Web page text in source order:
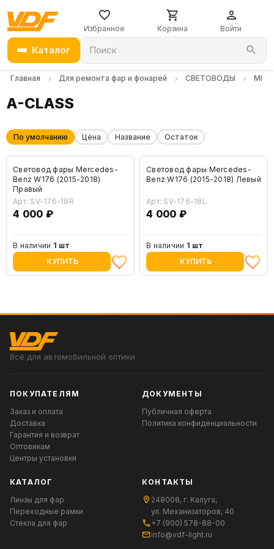
Избранное Корзина Войти
Каталог Поиск
Главная Для ремонта фар и фонарей СВЕТОВОДЫ
A-CLASS
По умолчанию Цена Название Остаток
Световод фары Mercedes-
Benz W176 (2015-2018)
Правый
Арт: SV-176-18R
4 000 ₽
В наличии 1 шт
КУПИТЬ
Световод фары Mercedes-
Benz W176 (2015-2018) Левый
Арт: SV-176-18L
4 000 ₽
В наличии 1 шт
КУПИТЬ
Всё для автомобильной оптики
ПОКУПАТЕЛЯМ
Заказ и оплата
Доставка
Гарантия и возврат
Оптовикам
Центры установки
ДОКУМЕНТЫ
Публичная оферта
Политика конфиденциальности
КАТАЛОГ
Линзы для фар
Переходные рамки
Стекла для фар
КОНТАКТЫ
248008, г. Калуга,
ул. Механизаторов, 40
+7 (900) 578-88-00
info@vdf-light.ru